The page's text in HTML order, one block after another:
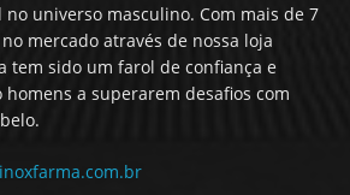
universo masculino. Com mais de 7
mercado através de nossa loja
tem sido um farol de confiança e
a superarem desafios com